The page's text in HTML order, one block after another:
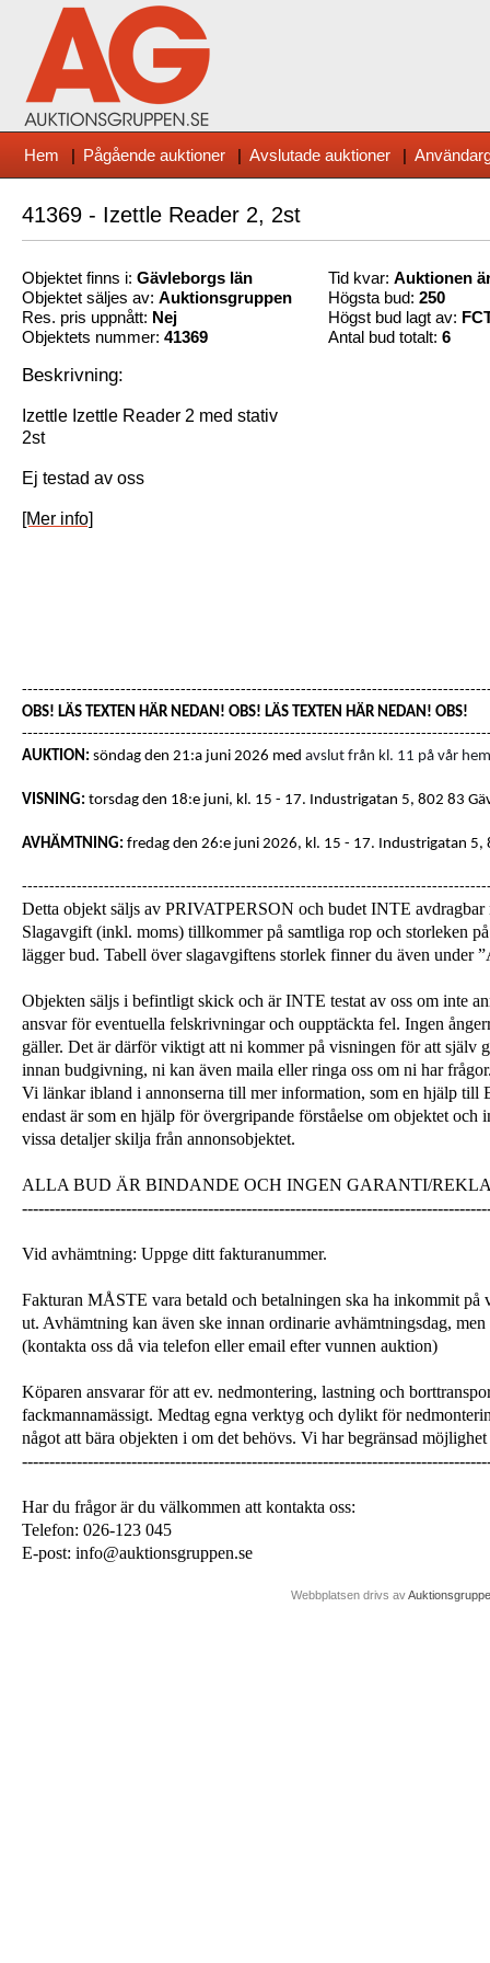
Hem | Pågående auktioner | Avslutade auktioner |
41369 - Izettle Reader 2, 2st
Objektet finns i: Gävleborgs län
Objektet säljes av: Auktionsgruppen
Res. pris uppnått: Nej
Objektets nummer: 41369
Tid kvar: Auktionen
Högsta bud: 250
Högst bud lagt av:
Antal bud totalt: 6
Beskrivning:
Izettle Izettle Reader 2 med stativ
2st
Ej testad av oss
[Mer info]
OBS! LÄS TEXTEN HÄR NEDAN! OBS! LÄS TEXTEN HÄR NEDAN! OBS!
AUKTION: söndag den 21:a juni 2026 med avslut från kl. 11 på vår
VISNING: torsdag den 18:e juni, kl. 15 - 17. Industrigatan 5, 802 83
AVHÄMTNING: fredag den 26:e juni 2026, kl. 15 - 17. Industrigatan 5,
Detta objekt säljs av PRIVATPERSON och budet INTE
Slagavgift (inkl. moms) tillkommer på samtliga rop och storleken
lägger bud. Tabell över slagavgiftens storlek finner du även under
Objekten säljs i befintligt skick och är INTE testat av oss om inte
ansvar för eventuella felskrivningar och oupptäckta fel. Ingen
gäller. Det är därför viktigt att ni kommer på visningen för att själv
innan budgivning, ni kan även maila eller ringa oss om ni har
Vi länkar ibland i annonserna till mer information, som en hjälp till
endast är som en hjälp för övergripande förståelse om objektet
vissa detaljer skilja från annonsobjektet.
ALLA BUD ÄR BINDANDE OCH INGEN GARANTI/
Vid avhämtning: Uppge ditt fakturanummer.
Fakturan MÅSTE vara betald och betalningen ska ha inkommit på
ut. Avhämtning kan även ske innan ordinarie avhämtningsdag,
(kontakta oss då via telefon eller email efter vunnen auktion)
Köparen ansvarar för att ev. nedmontering, lastning och
fackmannamässigt. Medtag egna verktyg och dylikt för
något att bära objekten i om det behövs. Vi har begränsad
Har du frågor är du välkommen att kontakta oss:
Telefon: 026-123 045
E-post: info@auktionsgruppen.se
Webbplatsen drivs av